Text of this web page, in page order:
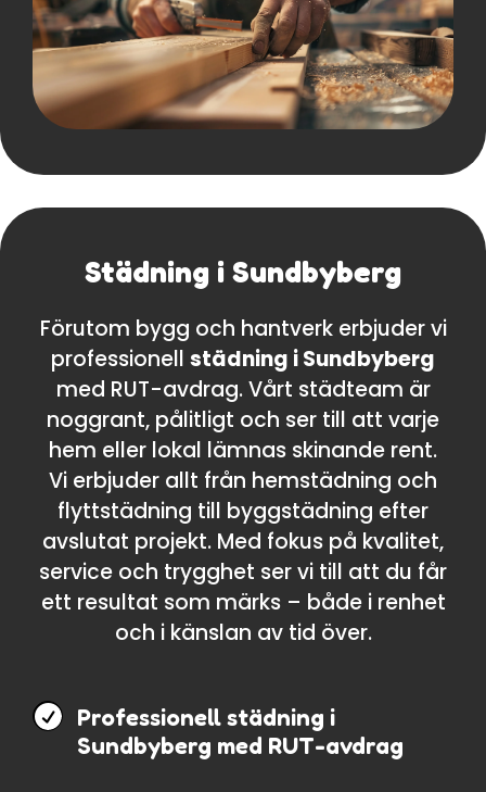
Städning i Sundbyberg
Förutom bygg och hantverk erbjuder vi
professionell städning i Sundbyberg
med RUT-avdrag. Vårt städteam är
noggrant, pålitligt och ser till att varje
hem eller lokal lämnas skinande rent.
Vi erbjuder allt från hemstädning och
flyttstädning till byggstädning efter
avslutat projekt. Med fokus på kvalitet,
service och trygghet ser vi till att du får
ett resultat som märks – både i renhet
och i känslan av tid över.
 Professionell städning i
Sundbyberg med RUT-avdrag